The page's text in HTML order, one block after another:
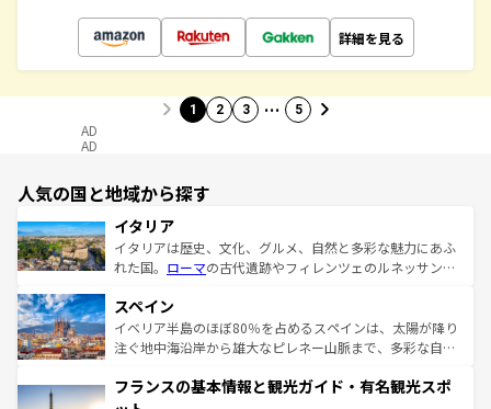
詳細を見る
1 2 3 … 5
AD
AD
人気の国と地域から探す
イタリア
イタリアは歴史、文化、グルメ、自然と多彩な魅力にあふ
れた国。 ローマの古代遺跡やフィレンツェのルネッサンス
ろん、トスカーナの美しい田園風景やアマルフィ海岸の絶
景など、自然景観も見逃せない。観光の合間には、本場の
ピザやパスタなど、絶品のイタリア料理を堪能することも
ませてくれるイタリアで、忘れられない旅をしてみよう！
なお、新着のイタリア情報は
スペイン
イベリア半島のほぼ80％を占めるスペインは、太陽が降り
注ぐ地中海沿岸から雄大なピレネー山脈まで、多彩な自然
文化が根付くこの国では、情熱的なフラメンコ、熱気あふ
フランスの基本情報と観光ガイド・有名観光スポ